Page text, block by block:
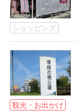
ショッピング
観光・お出かけ